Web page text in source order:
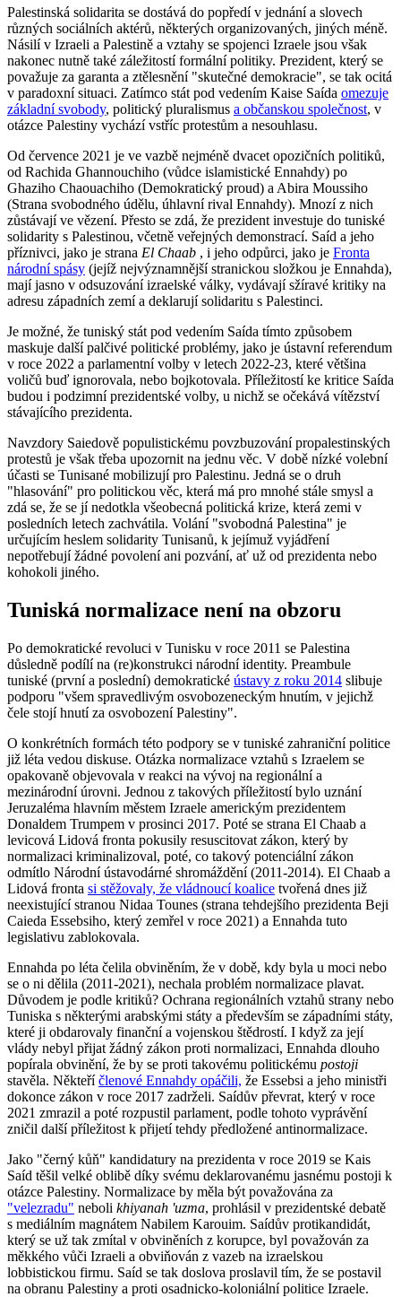
Palestinská solidarita se dostává do popředí v jednání a slovech
různých sociálních aktérů, některých organizovaných, jiných méně.
Násilí v Izraeli a Palestině a vztahy se spojenci Izraele jsou však
nakonec nutně také záležitostí formální politiky. Prezident, který se
považuje za garanta a ztělesnění "skutečné demokracie", se tak ocitá
v paradoxní situaci. Zatímco stát pod vedením Kaise Saída omezuje
základní svobody, politický pluralismus a občanskou společnost, v
otázce Palestiny vychází vstříc protestům a nesouhlasu.
Od července 2021 je ve vazbě nejméně dvacet opozičních politiků,
od Rachida Ghannouchiho (vůdce islamistické Ennahdy) po
Ghaziho Chaouachiho (Demokratický proud) a Abira Moussiho
(Strana svobodného údělu, úhlavní rival Ennahdy). Mnozí z nich
zůstávají ve vězení. Přesto se zdá, že prezident investuje do tuniské
solidarity s Palestinou, včetně veřejných demonstrací. Saíd a jeho
příznivci, jako je strana El Chaab , i jeho odpůrci, jako je Fronta
národní spásy (jejíž nejvýznamnější stranickou složkou je Ennahda),
mají jasno v odsuzování izraelské války, vydávají sžíravé kritiky na
adresu západních zemí a deklarují solidaritu s Palestinci.
Je možné, že tuniský stát pod vedením Saída tímto způsobem
maskuje další palčivé politické problémy, jako je ústavní referendum
v roce 2022 a parlamentní volby v letech 2022-23, které většina
voličů buď ignorovala, nebo bojkotovala. Příležitostí ke kritice Saída
budou i podzimní prezidentské volby, u nichž se očekává vítězství
stávajícího prezidenta.
Navzdory Saiedově populistickému povzbuzování propalestinských
protestů je však třeba upozornit na jednu věc. V době nízké volební
účasti se Tunisané mobilizují pro Palestinu. Jedná se o druh
"hlasování" pro politickou věc, která má pro mnohé stále smysl a
zdá se, že se jí nedotkla všeobecná politická krize, která zemi v
posledních letech zachvátila. Volání "svobodná Palestina" je
určujícím heslem solidarity Tunisanů, k jejímuž vyjádření
nepotřebují žádné povolení ani pozvání, ať už od prezidenta nebo
kohokoli jiného.
Tuniská normalizace není na obzoru
Po demokratické revoluci v Tunisku v roce 2011 se Palestina
důsledně podílí na (re)konstrukci národní identity. Preambule
tuniské (první a poslední) demokratické ústavy z roku 2014 slibuje
podporu "všem spravedlivým osvobozeneckým hnutím, v jejichž
čele stojí hnutí za osvobození Palestiny".
O konkrétních formách této podpory se v tuniské zahraniční politice
již léta vedou diskuse. Otázka normalizace vztahů s Izraelem se
opakovaně objevovala v reakci na vývoj na regionální a
mezinárodní úrovni. Jednou z takových příležitostí bylo uznání
Jeruzaléma hlavním městem Izraele americkým prezidentem
Donaldem Trumpem v prosinci 2017. Poté se strana El Chaab a
levicová Lidová fronta pokusily resuscitovat zákon, který by
normalizaci kriminalizoval, poté, co takový potenciální zákon
odmítlo Národní ústavodárné shromáždění (2011-2014). El Chaab a
Lidová fronta si stěžovaly, že vládnoucí koalice tvořená dnes již
neexistující stranou Nidaa Tounes (strana tehdejšího prezidenta Beji
Caieda Essebsiho, který zemřel v roce 2021) a Ennahda tuto
legislativu zablokovala.
Ennahda po léta čelila obviněním, že v době, kdy byla u moci nebo
se o ni dělila (2011-2021), nechala problém normalizace plavat.
Důvodem je podle kritiků? Ochrana regionálních vztahů strany nebo
Tuniska s některými arabskými státy a především se západními státy,
které ji obdarovaly finanční a vojenskou štědrostí. I když za její
vlády nebyl přijat žádný zákon proti normalizaci, Ennahda dlouho
popírala obvinění, že by se proti takovému politickému postoji
stavěla. Někteříčlenové Ennahdy opáčili, že Essebsi a jeho ministři
dokonce zákon v roce 2017 zadrželi. Saídův převrat, který v roce
2021 zmrazil a poté rozpustil parlament, podle tohoto vyprávění
zničil další příležitost k přijetí tehdy předložené antinormalizace.
Jako "černý kůň" kandidatury na prezidenta v roce 2019 se Kais
Saíd těšil velké oblibě díky svému deklarovanému jasnému postoji k
otázce Palestiny. Normalizace by měla být považována za
"velezradu" neboli khiyanah 'uzma, prohlásil v prezidentské debatě
s mediálním magnátem Nabilem Karouim. Saídův protikandidát,
který se už tak zmítal v obviněních z korupce, byl považován za
měkkého vůči Izraeli a obviňován z vazeb na izraelskou
lobbistickou firmu. Saíd se tak doslova proslavil tím, že se postavil
na obranu Palestiny a proti osadnicko-koloniální politice Izraele.